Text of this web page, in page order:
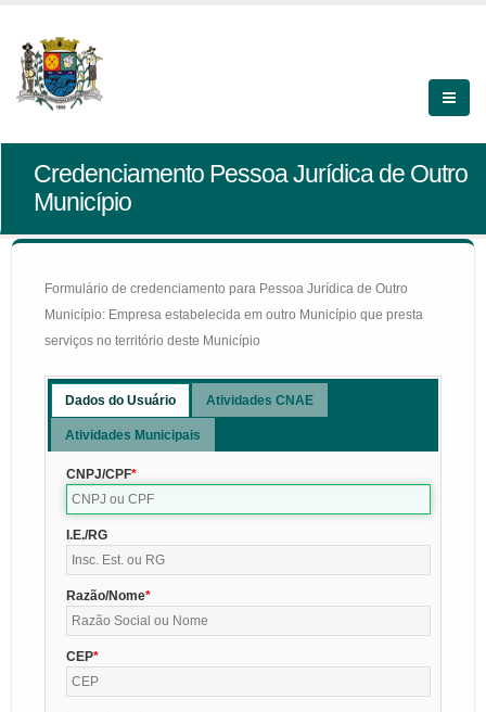
Credenciamento Pessoa Jurídica de Outro
Município
Formulário de credenciamento para Pessoa Jurídica de Outro
Município: Empresa estabelecida em outro Município que presta
serviços no território deste Município
Dados do Usuário Atividades CNAE
Atividades Municipais
CNPJ/CPF
I.E./RG
Razão/Nome
CEP